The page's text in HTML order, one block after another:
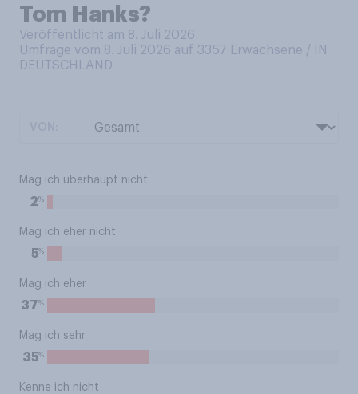
Tom Hanks?
Veröffentlicht am 8. Juli 2026
Umfrage vom 8. Juli 2026 auf 3357 Erwachsene / IN
DEUTSCHLAND
Mag ich überhaupt nicht
2%
Mag ich eher nicht
5%
Mag ich eher
37%
Mag ich sehr
35%
Kenne ich nicht